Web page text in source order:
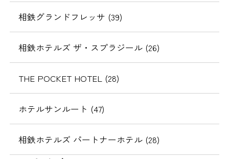
相鉄グランドフレッサ (39)
相鉄ホテルズ ザ・スプラジール (26)
THE POCKET HOTEL (28)
ホテルサンルート (47)
相鉄ホテルズ パートナーホテル (28)